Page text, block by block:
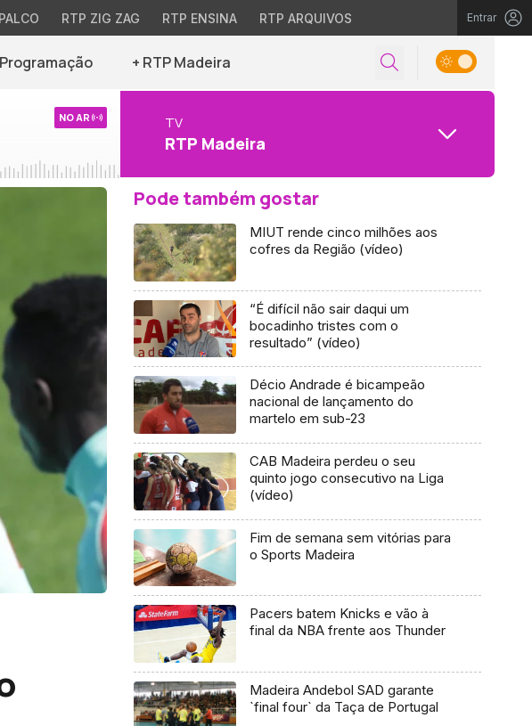
RTP ZIG ZAG RTP ENSINA RTP ARQUIVOS Entrar
Programação + RTP Madeira
NO AR TV
RTP Madeira
Pode também gostar
MIUT rende cinco milhões aos
cofres da Região (vídeo)
“É difícil não sair daqui um
bocadinho tristes com o
resultado” (vídeo)
Décio Andrade é bicampeão
nacional de lançamento do
martelo em sub-23
CAB Madeira perdeu o seu
quinto jogo consecutivo na Liga
(vídeo)
Fim de semana sem vitórias para
o Sports Madeira
Pacers batem Knicks e vão à
final da NBA frente aos Thunder
Madeira Andebol SAD garante
`final four` da Taça de Portugal